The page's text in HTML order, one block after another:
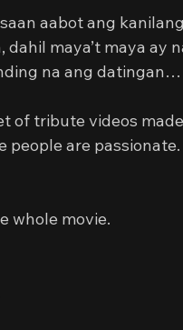
aabot ang
maya’t maya ay
na ang datingan…
of tribute videos
people are
whole movie.